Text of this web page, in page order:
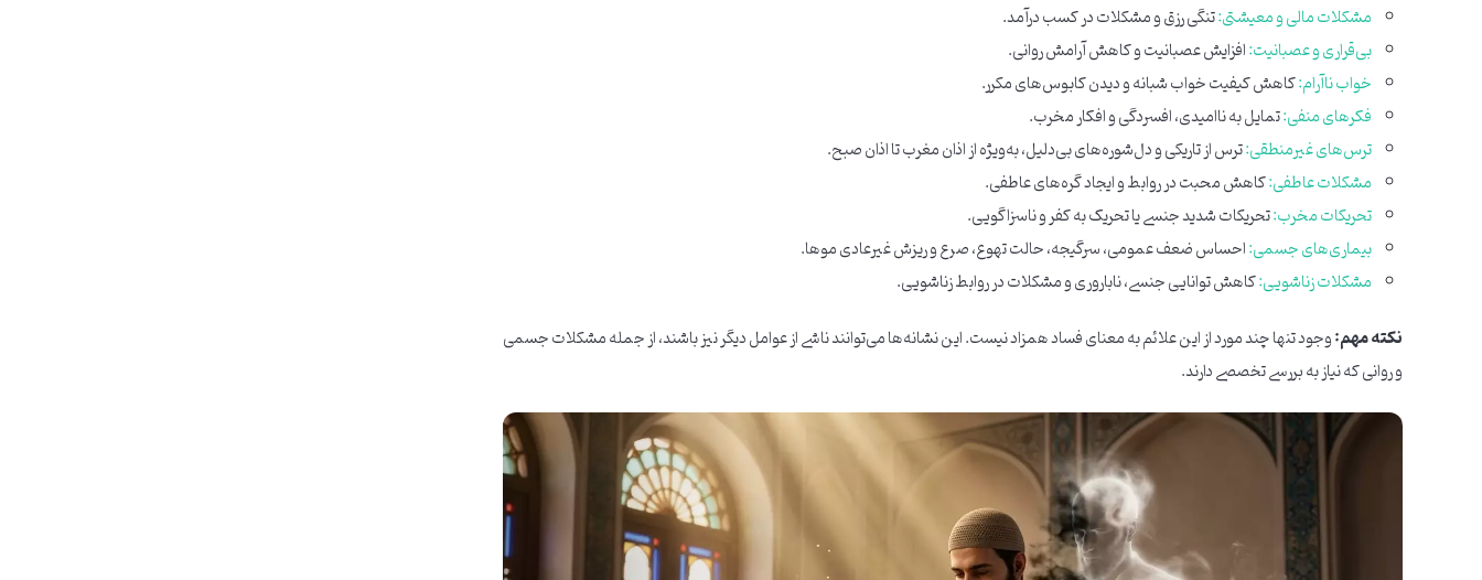
مشکلات مالی و معیشتی:تنگی رزق و مشکلات در کسب درآمد.
بی‌قراری و عصبانیت:افزایش عصبانیت و کاهش آرامش روانی.
خواب ناآرام:کاهش کیفیت خواب شبانه و دیدن کابوس‌های مکرر.
فکرهای منفی:تمایل به ناامیدی، افسردگی و افکار مخرب.
ترس‌های غیرمنطقی:ترس از تاریکی و دل‌شوره‌های بی‌دلیل، به‌ویژه از اذان مغرب تا اذان صبح.
مشکلات عاطفی:کاهش محبت در روابط و ایجاد گره‌های عاطفی.
تحریکات مخرب:تحریکات شدید جنسی یا تحریک به کفر و ناسزاگویی.
بیماری‌های جسمی:احساس ضعف عمومی، سرگیجه، حالت تهوع، صرع و ریزش غیرعادی موها.
مشکلات زناشویی:کاهش توانایی جنسی، ناباروری و مشکلات در روابط زناشویی.
نکته مهم:وجود تنها چند مورد از این علائم به معنای فساد همزاد نیست. این نشانه‌ها می‌توانند ناشی از عوامل دیگر نیز باشند، از جمله مشکلات جسمی
و روانی که نیاز به بررسی تخصصی دارند.